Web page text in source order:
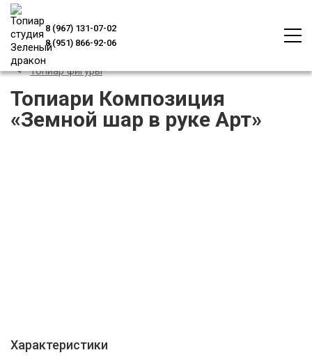
8 (967) 131-07-02
8 (951) 866-92-06
Топиар фигуры
Топиари Композиция
«Земной шар в руке Арт»
Характеристики